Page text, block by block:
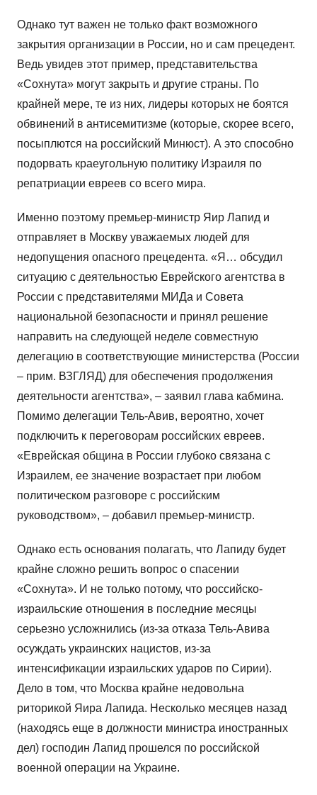
Однако тут важен не только факт возможного
закрытия организации в России, но и сам прецедент.
Ведь увидев этот пример, представительства
«Сохнута» могут закрыть и другие страны. По
крайней мере, те из них, лидеры которых не боятся
обвинений в антисемитизме (которые, скорее всего,
посыплются на российский Минюст). А это способно
подорвать краеугольную политику Израиля по
репатриации евреев со всего мира.
Именно поэтому премьер-министр Яир Лапид и
отправляет в Москву уважаемых людей для
недопущения опасного прецедента. «Я… обсудил
ситуацию с деятельностью Еврейского агентства в
России с представителями МИДа и Совета
национальной безопасности и принял решение
направить на следующей неделе совместную
делегацию в соответствующие министерства (России
– прим. ВЗГЛЯД) для обеспечения продолжения
деятельности агентства», – заявил глава кабмина.
Помимо делегации Тель-Авив, вероятно, хочет
подключить к переговорам российских евреев.
«Еврейская община в России глубоко связана с
Израилем, ее значение возрастает при любом
политическом разговоре с российским
руководством», – добавил премьер-министр.
Однако есть основания полагать, что Лапиду будет
крайне сложно решить вопрос о спасении
«Сохнута». И не только потому, что российско-
израильские отношения в последние месяцы
серьезно усложнились (из-за отказа Тель-Авива
осуждать украинских нацистов, из-за
интенсификации израильских ударов по Сирии).
Дело в том, что Москва крайне недовольна
риторикой Яира Лапида. Несколько месяцев назад
(находясь еще в должности министра иностранных
дел) господин Лапид прошелся по российской
военной операции на Украине.